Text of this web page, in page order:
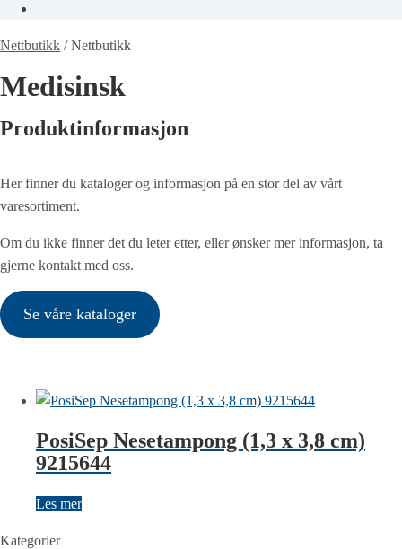
Nettbutikk /Nettbutikk
Medisinsk
Produktinformasjon
Her finner du kataloger og informasjon på en stor del av vårt
varesortiment.
Om du ikke finner det du leter etter, eller ønsker mer informasjon, ta
gjerne kontakt med oss.
Se våre kataloger
PosiSep Nesetampong (1,3 x 3,8 cm)
9215644
Les mer
Kategorier